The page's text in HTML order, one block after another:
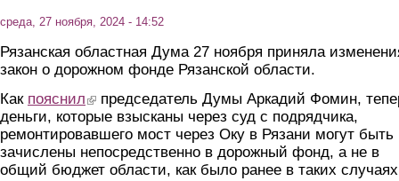
среда, 27 ноября, 2024 - 14:52
Рязанская областная Дума 27 ноября приняла
закон о дорожном фонде Рязанской области.
Как пояснил (link is external)
председатель Думы Аркадий Фомин,
деньги, которые взысканы через суд с подрядчика,
ремонтировавшего мост через Оку в Рязани могут быть
зачислены непосредственно в дорожный фонд, а не в
общий бюджет области, как было ранее в таких